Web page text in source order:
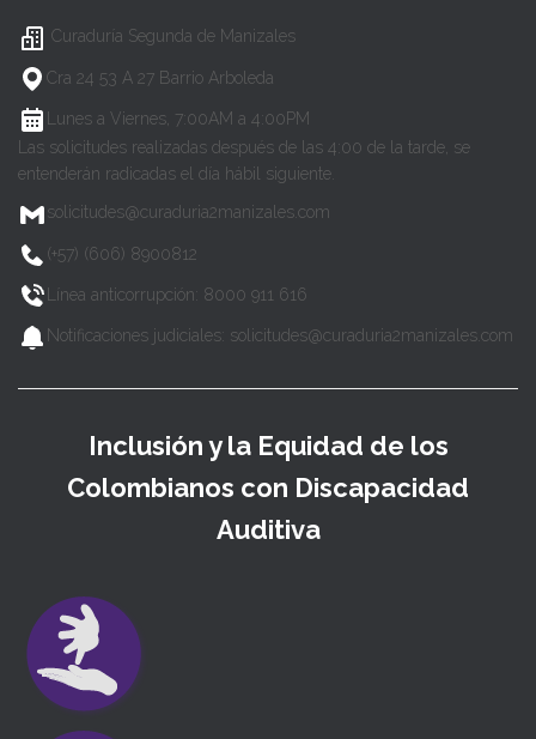
Curaduría Segunda de Manizales
Cra 24 53 A 27 Barrio Arboleda
Lunes a Viernes, 7:00AM a 4:00PM
Las solicitudes realizadas después de las 4:00 de la tarde, se
entenderán radicadas el día hábil siguiente.
solicitudes@curaduria2manizales.com
(+57) (606) 8900812
Línea anticorrupción: 8000 911 616
Notificaciones judiciales: solicitudes@curaduria2manizales.com
Inclusión y la Equidad de los
Colombianos con Discapacidad
Auditiva